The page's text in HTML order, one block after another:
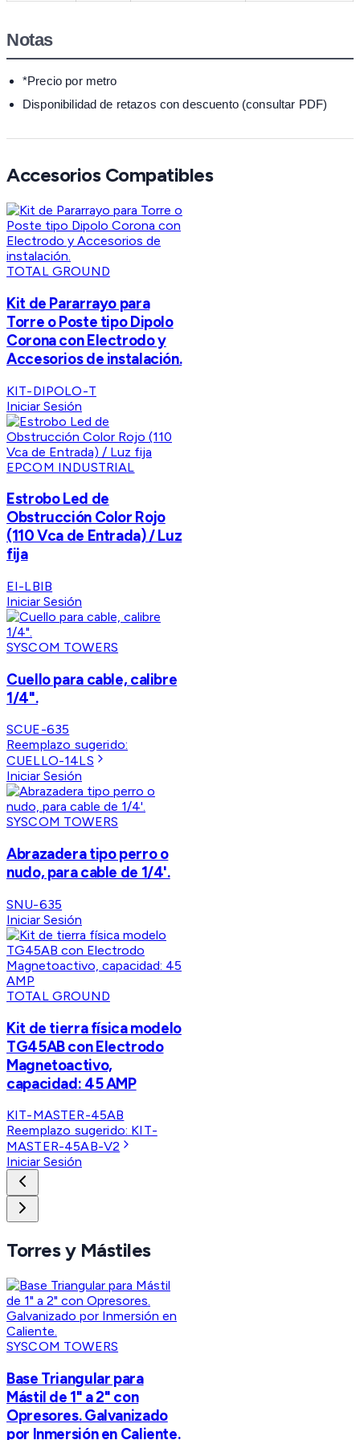
Notas
*Precio por metro
Disponibilidad de retazos con descuento (consultar PDF)
Accesorios Compatibles
TOTAL GROUND
Kit de Pararrayo para
Torre o Poste tipo Dipolo
Corona con Electrodo y
Accesorios de instalación.
KIT-DIPOLO-T
Iniciar Sesión
EPCOM INDUSTRIAL
Estrobo Led de
Obstrucción Color Rojo
(110 Vca de Entrada) / Luz
fija
EI-LBIB
Iniciar Sesión
SYSCOM TOWERS
Cuello para cable, calibre
1/4".
SCUE-635
Reemplazo sugerido:
CUELLO-14LS
Iniciar Sesión
SYSCOM TOWERS
Abrazadera tipo perro o
nudo, para cable de 1/4'.
SNU-635
Iniciar Sesión
TOTAL GROUND
Kit de tierra física modelo
TG45AB con Electrodo
Magnetoactivo,
capacidad: 45 AMP
KIT-MASTER-45AB
Reemplazo sugerido: KIT-
MASTER-45AB-V2
Iniciar Sesión
Torres y Mástiles
SYSCOM TOWERS
Base Triangular para
Mástil de 1" a 2" con
Opresores. Galvanizado
por Inmersión en Caliente.